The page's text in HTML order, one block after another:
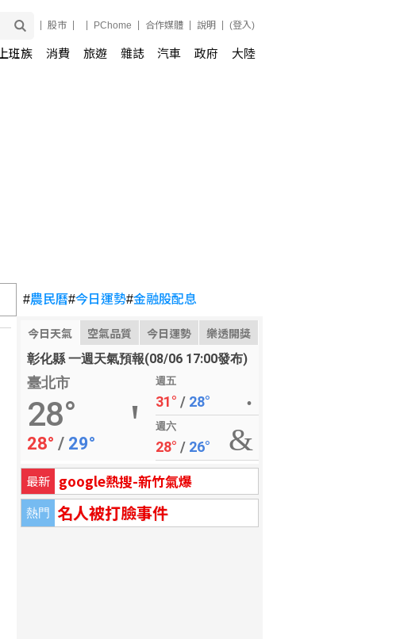
股市 PChome 合作媒體 說明 (登入)
上班族 消費 旅遊 雜誌 汽車 政府 大陸
#農民曆#今日運勢#金融股配息
今日天氣 空氣品質 今日運勢 樂透開獎
彰化縣 一週天氣預報(08/06 17:00發布)
臺北市
28°
28° / 29°
週五
31° / 28°
週六
28° / 26°
最新 google熱搜-新竹氣爆
熱門 名人被打臉事件